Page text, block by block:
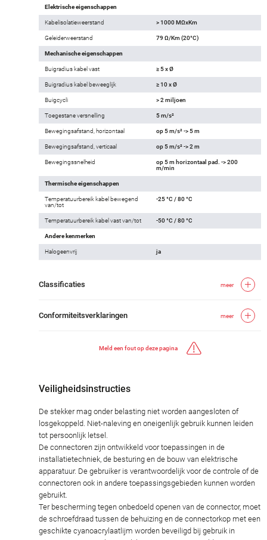
Elektrische eigenschappen
Kabelisolatieweerstand > 1000 MΩxKm
Geleiderweerstand 79 Ω/Km (20°C)
Mechanische eigenschappen
Buigradius kabel vast ≥ 5 x Ø
Buigradius kabel beweeglijk ≥ 10 x Ø
Buigcycli > 2 miljoen
Toegestane versnelling 5 m/s²
Bewegingsafstand, horizontaal op 5 m/s² -> 5 m
Bewegingsafstand, verticaal op 5 m/s² -> 2 m
Bewegingssnelheid
op 5 m horizontaal pad. -> 200
m/min
Thermische eigenschappen
Temperatuurbereik kabel bewegend
van/tot
-25 °C / 80 °C
Temperatuurbereik kabel vast van/tot -50 °C / 80 °C
Andere kenmerken
Halogeenvrij ja
Classificaties meer
Conformiteitsverklaringen meer
Meld een fout op deze pagina
Veiligheidsinstructies
De stekker mag onder belasting niet worden aangesloten of
losgekoppeld. Niet-naleving en oneigenlijk gebruik kunnen leiden
tot persoonlijk letsel.
De connectoren zijn ontwikkeld voor toepassingen in de
installatietechniek, de besturing en de bouw van elektrische
apparatuur. De gebruiker is verantwoordelijk voor de controle of de
connectoren ook in andere toepassingsgebieden kunnen worden
gebruikt.
Ter bescherming tegen onbedoeld openen van de connector, moet
de schroefdraad tussen de behuizing en de connectorkop met een
geschikte cyanoacrylaatlijm worden beveiligd bij gebruik in